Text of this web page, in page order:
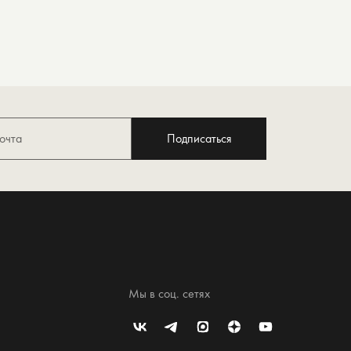
Подписаться
Мы в соц. сетях